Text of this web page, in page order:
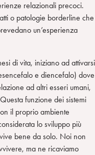
relazionali precoci.
o patologie borderline che
un’esperienza
di vita, iniziano ad attivarsi
e diencefalo) dove
ad altri esseri umani,
funzione dei sistemi
il proprio ambiente
lo sviluppo più
bene da solo. Noi non
ma ne ricaviamo